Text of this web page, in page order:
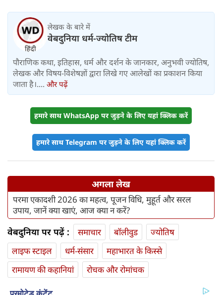
लेखक के बारे में
वेबदुनिया धर्म-ज्योतिष टीम
पौराणिक कथा, इतिहास, धर्म और दर्शन के जानकार, अनुभवी ज्योतिष,
लेखक और विषय-विशेषज्ञों द्वारा लिखे गए आलेखों का प्रकाशन किया
जाता है।.... और पढ़ें
हमारे साथ WhatsApp पर जुड़ने के लिए यहां क्लिक करें
हमारे साथ Telegram पर जुड़ने के लिए यहां क्लिक करें
अगला लेख
परमा एकादशी 2026 का महत्व, पूजन विधि, मुहूर्त और सरल
उपाय, जानें क्या खाएं, आज क्या न करें?
वेबदुनिया पर पढ़ें : समाचार बॉलीवुड
ज्योतिष
लाइफ स्‍टाइल
धर्म-संसार
महाभारत के किस्से
रामायण की कहानियां
रोचक और रोमांचक